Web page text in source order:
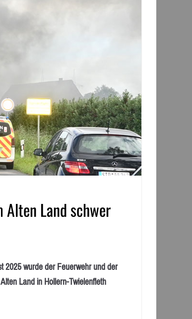
Alten Land schwer
2025 wurde der Feuerwehr und der
Land in Hollern-Twielenfleth